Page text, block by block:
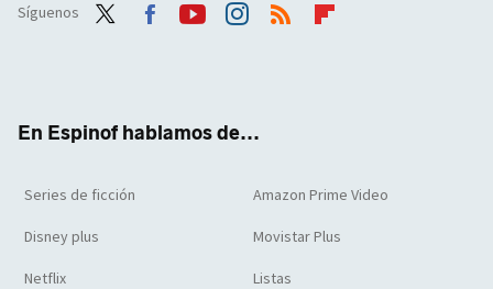
Síguenos
En Espinof hablamos de...
Series de ficción Amazon Prime Video
Disney plus Movistar Plus
Netflix Listas